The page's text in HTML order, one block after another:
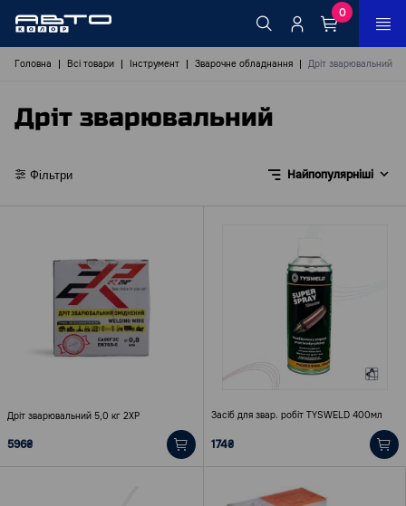
0
Головна Всі товари Інструмент Зварочне обладнання Дріт зварювальний
Дріт зварювальний
Фільтри Найпопулярніші
Дріт зварювальний 5,0 кг 2ХР
596₴
Засіб для звар. робіт TYSWELD 400мл
174₴